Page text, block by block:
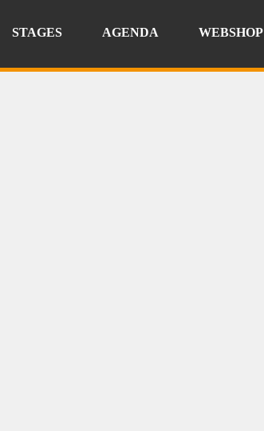
STAGES AGENDA WEBSHOP